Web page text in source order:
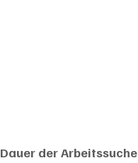
Dauer der Arbeitssuche